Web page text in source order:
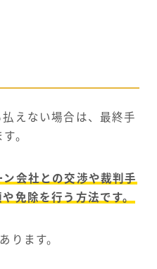
えない場合は、最終手
。
会社との交渉や裁判手
免除を行う方法です。
ります。